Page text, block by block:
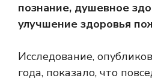
познание, душевное
улучшение здоровья
Исследование,
года, показало, что